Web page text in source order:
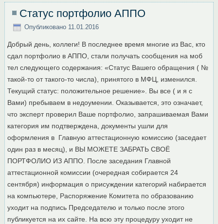
Статус портфолио АППО
Опубликовано 11.01.2016
Добрый день, коллеги! В последнее время многие из Вас, кто
сдал портфолио в АППО, стали получать сообщения на моб
тел следующего содержания: «Статус Вашего обращения ( №
такой-то от такого-то числа), принятого в МФЦ, изменился.
Текущий статус: положительное решение». Вы все ( и я с
Вами) пребываем в недоумении. Оказывается, это означает,
что эксперт проверил Ваше портфолио, запрашиваемая Вами
категория им подтверждена, документы ушли для
оформления в Главную аттестационную комиссию (заседает
один раз в месяц), и ВЫ МОЖЕТЕ ЗАБРАТЬ СВОЁ
ПОРТФОЛИО ИЗ АППО. После заседания Главной
аттестационной комиссии (очередная собирается 24
сентября) информация о присуждении категорий набирается
на компьютере, Распоряжение Комитета по образованию
уходит на подпись Председателю и только после этого
публикуется на их сайте. На всю эту процедуру уходит не